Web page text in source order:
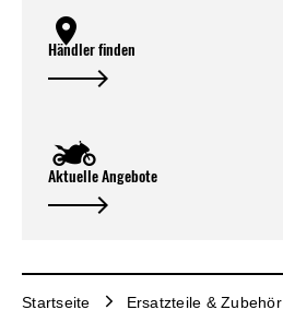
Händler finden
Aktuelle Angebote
Startseite Ersatzteile & Zubehör